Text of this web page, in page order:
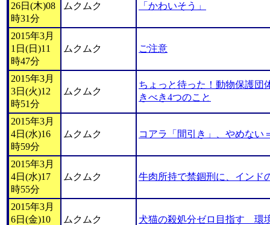
26日(木)08
時31分
ムクムク 「かわいそう」
2015年3月
1日(日)11
時47分
ムクムク ご注意
2015年3月
3日(火)12
時51分
ムクムク
ちょっと待った！動物保護団
きべき4つのこと
2015年3月
4日(水)16
時59分
ムクムク コアラ「間引き」、やめな
2015年3月
4日(水)17
時55分
ムクムク 牛肉所持で禁錮刑に、インド
2015年3月
6日(金)10
ムクムク 犬猫の殺処分ゼロ目指す 環